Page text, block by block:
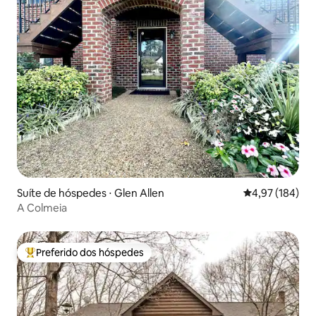
Suíte de hóspedes ⋅ Glen Allen 4,97 de uma
4,97 (184)
A Colmeia
Entre os melhores preferidos dos hóspedes
Preferido dos hóspedes